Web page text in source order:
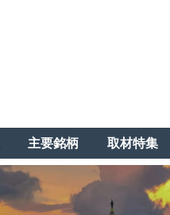
主要銘柄 取材特集